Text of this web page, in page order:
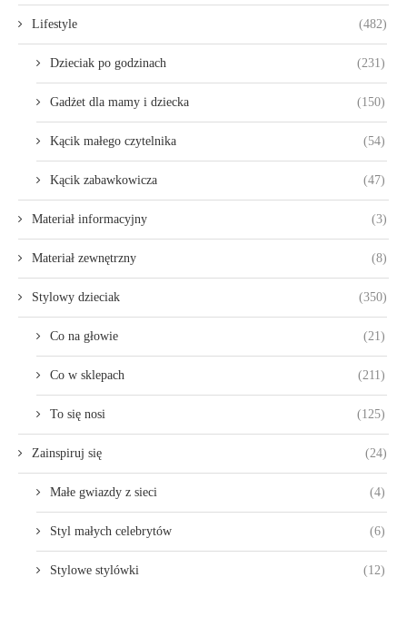
Lifestyle (482)
Dzieciak po godzinach (231)
Gadżet dla mamy i dziecka (150)
Kącik małego czytelnika (54)
Kącik zabawkowicza (47)
Materiał informacyjny (3)
Materiał zewnętrzny (8)
Stylowy dzieciak (350)
Co na głowie (21)
Co w sklepach (211)
To się nosi (125)
Zainspiruj się (24)
Małe gwiazdy z sieci (4)
Styl małych celebrytów (6)
Stylowe stylówki (12)